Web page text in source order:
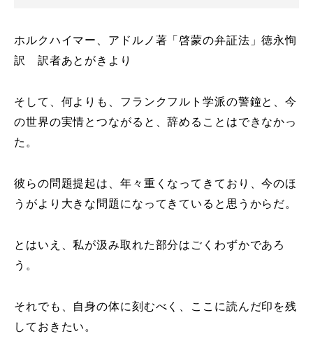
ホルクハイマー、アドルノ著「啓蒙の弁証法」徳永恂
訳 訳者あとがきより
そして、何よりも、フランクフルト学派の警鐘と、今
の世界の実情とつながると、辞めることはできなかっ
た。
彼らの問題提起は、年々重くなってきており、今のほ
うがより大きな問題になってきていると思うからだ。
とはいえ、私が汲み取れた部分はごくわずかであろ
う。
それでも、自身の体に刻むべく、ここに読んだ印を残
しておきたい。